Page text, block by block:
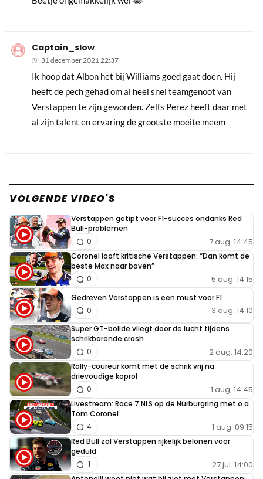
Captain_slow
31 december 2021 22:37
Ik hoop dat Albon het bij Williams goed gaat doen. Hij
heeft de pech gehad om al heel snel teamgenoot van
Verstappen te zijn geworden. Zelfs Perez heeft daar met
al zijn talent en ervaring de grootste moeite meem
VOLGENDE VIDEO'S
Verstappen getipt voor F1-succes ondanks Red
Bull-problemen
7 aug. 14:45
0
Coronel looft kritische Verstappen: “Dan komt de
beste Max naar boven”
5 aug. 14:15
0
Gedreven Verstappen is een must voor F1
3 aug. 14:10
0
Super GT-bolide vliegt door de lucht tijdens
schrikbarende crash
2 aug. 14:20
0
Rally-coureur komt met de schrik vrij na
drievoudige koprol
1 aug. 14:45
0
Livestream: Race 7 NLS op de Nürburgring met o.a.
Tom Coronel
1 aug. 09:15
4
Red Bull zal Verstappen rijkelijk belonen voor
geduld
27 jul. 14:00
1